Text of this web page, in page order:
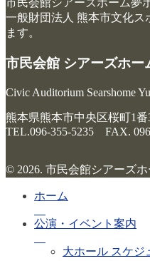
市民会館シアーズホーム夢
一般財団法人 熊本市文化
ます。
市民会館 シアーズホー
Civic Auditorium Searshome
熊本県熊本市中央区桜町1番
TEL.096-355-5235 FAX.
© 2026. 市民会館シアーズホ
ホーム
公演・イベント案内
大ホール スケジ